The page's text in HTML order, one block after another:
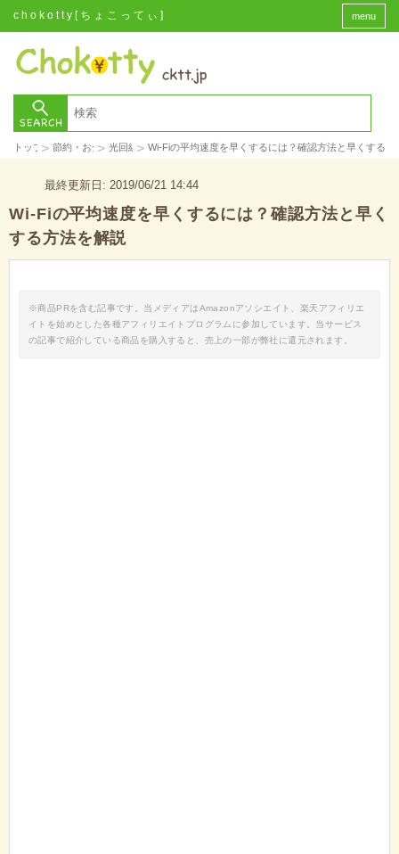
chokotty[ちょこってぃ] menu
トップ> 節約・お金> 光回線> Wi-Fiの平均速度を早くするには？確認方法と早くする方
最終更新日: 2019/06/21 14:44
Wi-Fiの平均速度を早くするには？確認方法と早く
する方法を解説
※商品PRを含む記事です。当メディアはAmazonアソシエイト、楽天アフィリエ
イトを始めとした各種アフィリエイトプログラムに参加しています。当サービス
の記事で紹介している商品を購入すると、売上の一部が弊社に還元されます。